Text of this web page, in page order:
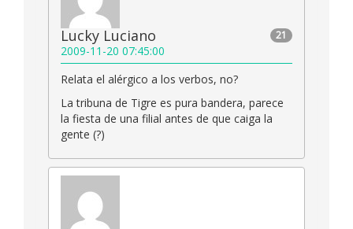
21
Lucky Luciano
2009-11-20 07:45:00
Relata el alérgico a los verbos, no?
La tribuna de Tigre es pura bandera, parece
la fiesta de una filial antes de que caiga la
gente (?)